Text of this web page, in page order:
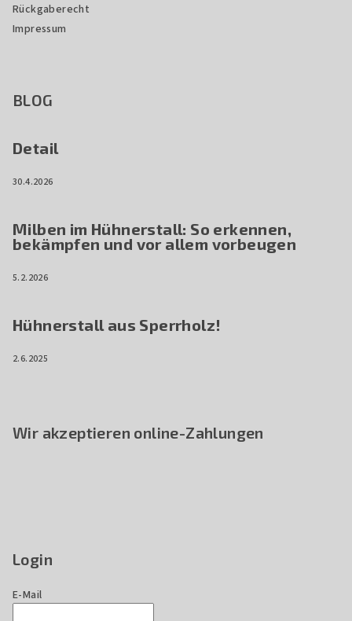
Rückgaberecht
Impressum
BLOG
Detail
30.4.2026
Milben im Hühnerstall: So erkennen,
bekämpfen und vor allem vorbeugen
5.2.2026
Hühnerstall aus Sperrholz!
2.6.2025
Wir akzeptieren online-Zahlungen
Login
E-Mail